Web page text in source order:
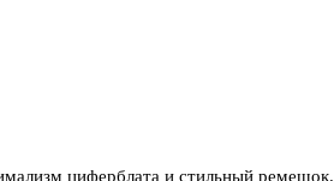
циферблата и стильный ремешок.